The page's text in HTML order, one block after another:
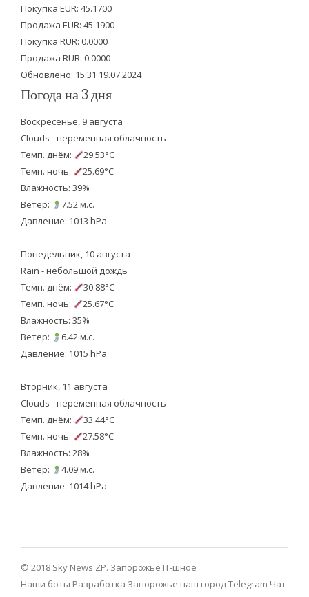
e
r
o
o
k
b
e
Покупка EUR: 45.1700
Продажа EUR: 45.1900
Покупка RUR: 0.0000
Продажа RUR: 0.0000
Обновлено: 15:31 19.07.2024
Погода на 3 дня
Воскресенье, 9 августа
Clouds - переменная облачность
Темп. днём:
29.53°C
Темп. ночь:
25.69°C
Влажность: 39%
Ветер:
7.52 м.с.
Давление: 1013 hPa
Понедельник, 10 августа
Rain - небольшой дождь
Темп. днём:
30.88°C
Темп. ночь:
25.67°C
Влажность: 35%
Ветер:
6.42 м.с.
Давление: 1015 hPa
Вторник, 11 августа
Clouds - переменная облачность
Темп. днём:
33.44°C
Темп. ночь:
27.58°C
Влажность: 28%
Ветер:
4.09 м.с.
Давление: 1014 hPa
© 2018 Sky News ZP. Запорожье IT-шное
Наши боты Разработка Запорожье наш город Telegram Чат